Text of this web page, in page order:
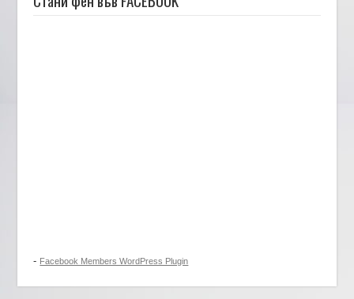
- Facebook Members WordPress Plugin